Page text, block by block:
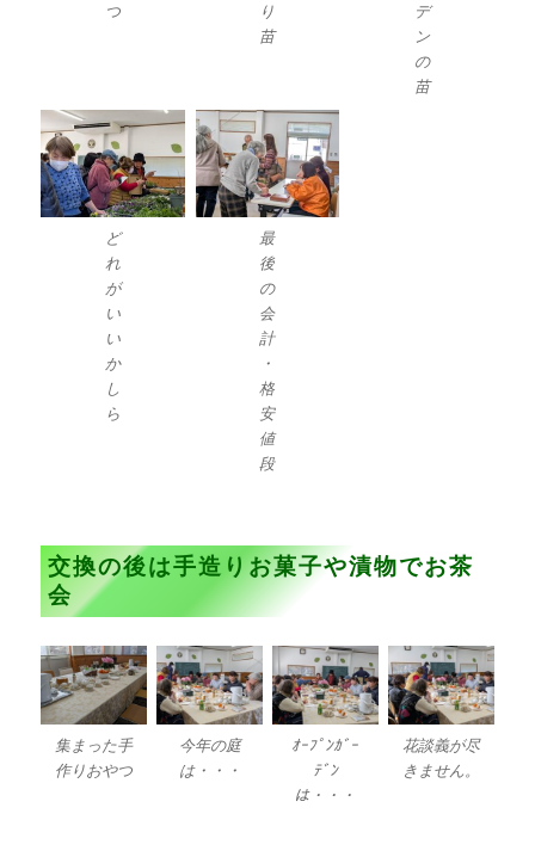
つ
り
苗
デ
ン
の
苗
ど
れ
が
い
い
か
し
ら
最
後
の
会
計
・
格
安
値
段
交換の後は手造りお菓子や漬物でお茶
会
集まった手
作りおやつ
今年の庭
は・・・
ｵｰﾌﾟﾝｶﾞｰ
ﾃﾞﾝ
は・・・
花談義が尽
きません。